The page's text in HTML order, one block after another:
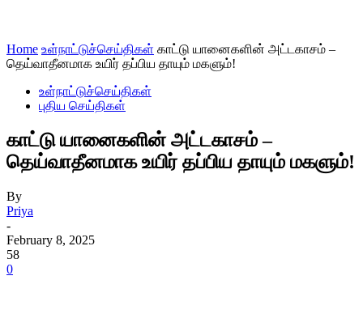
Home உள்நாட்டுச்செய்திகள் காட்டு யானைகளின் அட்டகாசம் –
தெய்வாதீனமாக உயிர் தப்பிய தாயும் மகளும்!
உள்நாட்டுச்செய்திகள்
புதிய செய்திகள்
காட்டு யானைகளின் அட்டகாசம் –
தெய்வாதீனமாக உயிர் தப்பிய தாயும் மகளும்!
By
Priya
-
February 8, 2025
58
0